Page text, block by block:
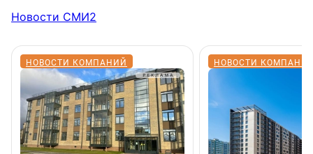
Новости СМИ2
НОВОСТИ КОМПАНИЙ НОВОСТИ